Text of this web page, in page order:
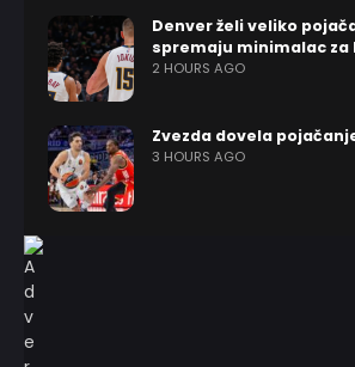
Denver želi veliko
spremaju minimalac za
2 HOURS AGO
Zvezda dovela
3 HOURS AGO